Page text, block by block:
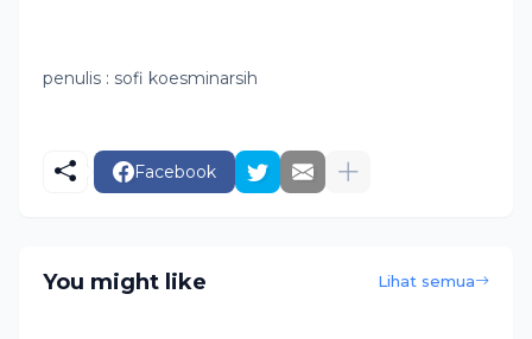
penulis : sofi koesminarsih
Facebook
You might like Lihat semua